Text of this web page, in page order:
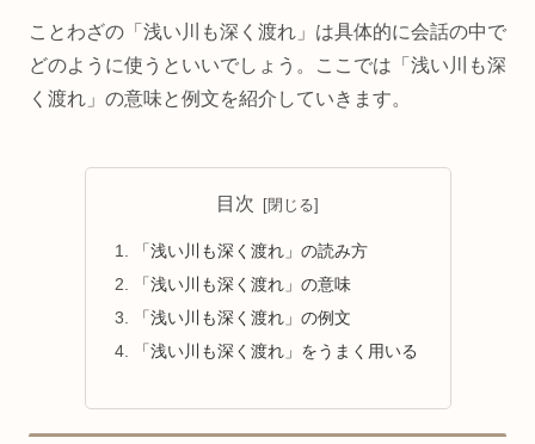
ことわざの「浅い川も深く渡れ」は具体的に会話の中で
どのように使うといいでしょう。ここでは「浅い川も深
く渡れ」の意味と例文を紹介していきます。
目次
「浅い川も深く渡れ」の読み方
「浅い川も深く渡れ」の意味
「浅い川も深く渡れ」の例文
「浅い川も深く渡れ」をうまく用いる